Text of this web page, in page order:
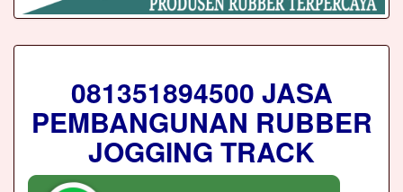
081351894500 JASA
PEMBANGUNAN RUBBER
JOGGING TRACK